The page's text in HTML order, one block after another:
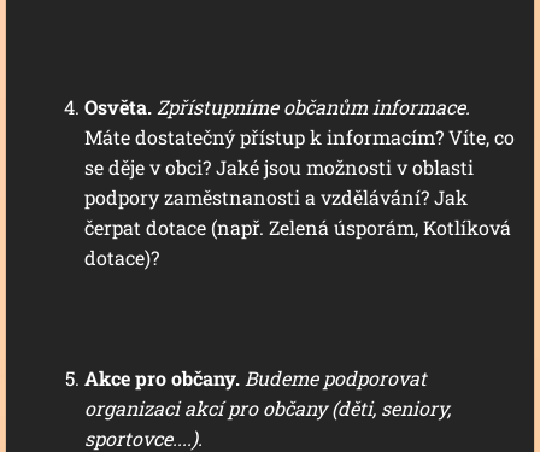
Osvěta. Zpřístupníme občanům informace.
Máte dostatečný přístup k informacím? Víte, co
se děje v obci? Jaké jsou možnosti v oblasti
podpory zaměstnanosti a vzdělávání? Jak
čerpat dotace (např. Zelená úsporám, Kotlíková
dotace)?
Akce pro občany. Budeme podporovat
organizaci akcí pro občany (děti, seniory,
sportovce....).